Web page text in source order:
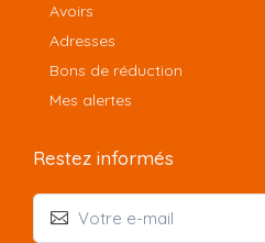
Avoirs
Adresses
Bons de réduction
Mes alertes
Restez informés